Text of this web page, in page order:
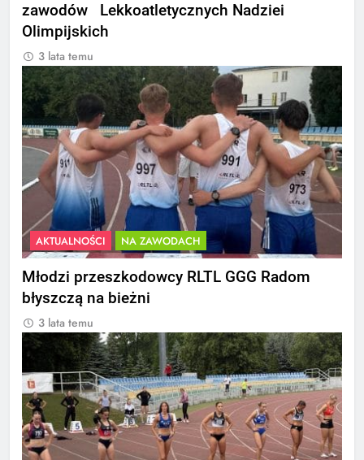
zawodów Lekkoatletycznych Nadziei
Olimpijskich
3 lata temu
AKTUALNOŚCI NA ZAWODACH
Młodzi przeszkodowcy RLTL GGG Radom
błyszczą na bieżni
3 lata temu